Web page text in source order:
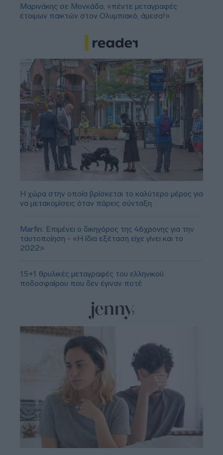
Μαρινάκης σε Μονκάδα, «πέντε μεταγραφές
έτοιμων παικτών στον Ολυμπιακό, άμεσα!»
Η χώρα στην οποία βρίσκεται το καλύτερο μέρος για
να μετακομίσεις όταν πάρεις σύνταξη
Marfin: Επιμένει ο δικηγόρος της 46χρονης για την
ταυτοποίηση - «Η ίδια εξέταση είχε γίνει και το
2022»
15+1 θρυλικές μεταγραφές του ελληνικού
ποδοσφαίρου που δεν έγιναν ποτέ